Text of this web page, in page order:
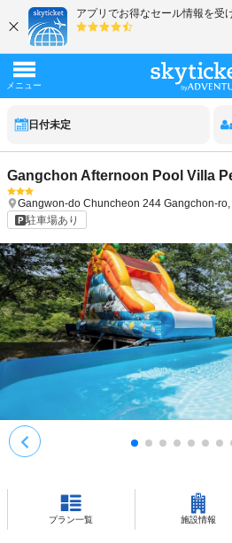
日付未定
Gangchon Afternoon Pool Villa
Gangwon-do Chuncheon 244 Gangchon-
駐車場あり
プラン一覧 施設情報